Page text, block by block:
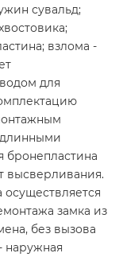
сувальд;
взлома -
для
бронепластина
высверливания.
осуществляется
замка из
без вызова
наружная